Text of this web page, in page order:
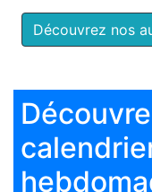
Découvrez nos